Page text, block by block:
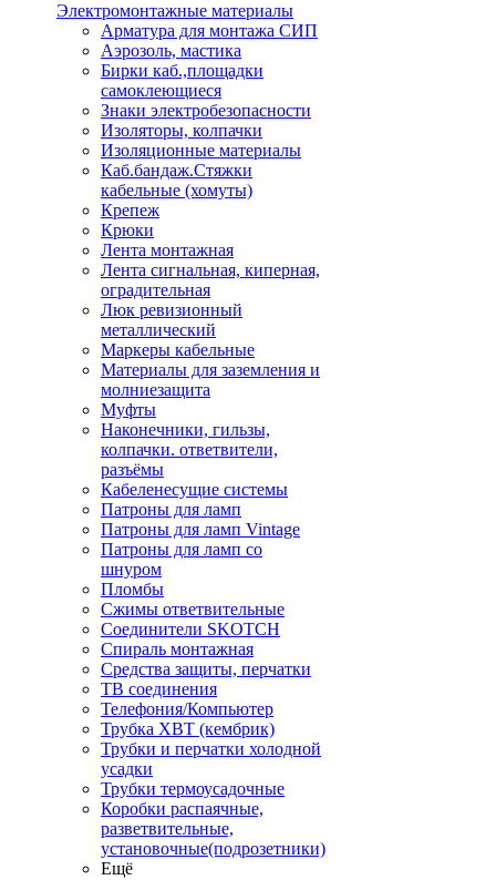
Электромонтажные материалы
Арматура для монтажа СИП
Аэрозоль, мастика
Бирки каб.,площадки
самоклеющиеся
Знаки электробезопасности
Изоляторы, колпачки
Изоляционные материалы
Каб.бандаж.Стяжки
кабельные (хомуты)
Крепеж
Крюки
Лента монтажная
Лента сигнальная, киперная,
оградительная
Люк ревизионный
металлический
Маркеры кабельные
Материалы для заземления и
молниезащита
Муфты
Наконечники, гильзы,
колпачки. ответвители,
разъёмы
Кабеленесущие системы
Патроны для ламп
Патроны для ламп Vintage
Патроны для ламп со
шнуром
Пломбы
Сжимы ответвительные
Соединители SKOTCH
Спираль монтажная
Средства защиты, перчатки
ТВ соединения
Телефония/Компьютер
Трубка ХВТ (кембрик)
Трубки и перчатки холодной
усадки
Трубки термоусадочные
Коробки распаячные,
разветвительные,
установочные(подрозетники)
Ещё